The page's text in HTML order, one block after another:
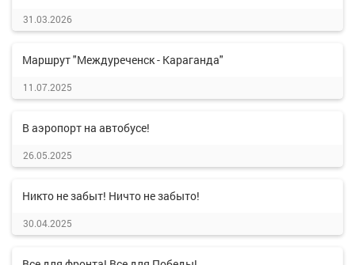
31.03.2026
Маршрут "Междуреченск - Караганда"
11.07.2025
В аэропорт на автобусе!
26.05.2025
Никто не забыт! Ничто не забыто!
30.04.2025